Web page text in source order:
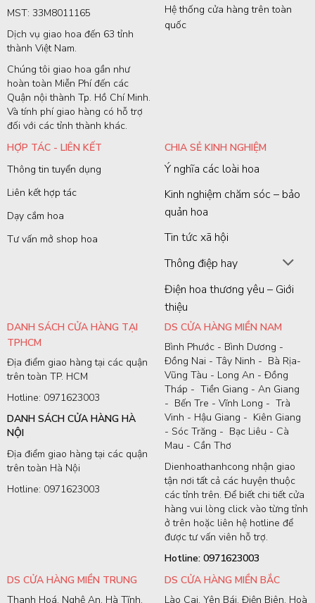
MST: 33M8011165
Dịch vụ giao hoa đến 63 tỉnh
thành Việt Nam.
Chúng tôi giao hoa gần như
hoàn toàn Miễn Phí đến các
Quận nội thành Tp. Hồ Chí Minh.
Và tính phí giao hàng có hỗ trợ
đối với các tỉnh thành khác.
Hệ thống cửa hàng trên toàn
quốc
HỢP TÁC - LIÊN KẾT
Thông tin tuyển dụng
Liên kết hợp tác
Dạy cắm hoa
Tư vấn mở shop hoa
CHIA SẺ KINH NGHIỆM
Ý nghĩa các loài hoa
Kinh nghiệm chăm sóc – bảo
quản hoa
Tin tức xã hội
Thông điệp hay
Điện hoa thương yêu – Giới
thiệu
DANH SÁCH CỬA HÀNG TẠI
TPHCM
Địa điểm giao hàng tại các quận
trên toàn TP. HCM
Hotline: 0971623003
DANH SÁCH CỬA HÀNG HÀ
NỘI
Địa điểm giao hàng tại các quận
trên toàn Hà Nội
Hotline: 0971623003
DS CỬA HÀNG MIỀN NAM
Bình Phước - Bình Dương -
Đồng Nai - Tây Ninh - Bà Rịa-
Vũng Tàu - Long An - Đồng
Tháp - Tiền Giang - An Giang
- Bến Tre - Vĩnh Long - Trà
Vinh - Hậu Giang - Kiên Giang
- Sóc Trăng - Bạc Liêu - Cà
Mau - Cần Thơ
Dienhoathanhcong nhận giao
tận nơi tất cả các huyện thuộc
các tỉnh trên. Để biết chi tiết cửa
hàng vui lòng click vào từng tỉnh
ở trên hoặc liên hệ hotline để
được tư vấn viên hỗ trợ.
Hotline: 0971623003
DS CỬA HÀNG MIỀN TRUNG
Thanh Hoá, Nghệ An, Hà Tĩnh,
DS CỬA HÀNG MIỀN BẮC
Lào Cai, Yên Bái, Điện Biên, Hoà